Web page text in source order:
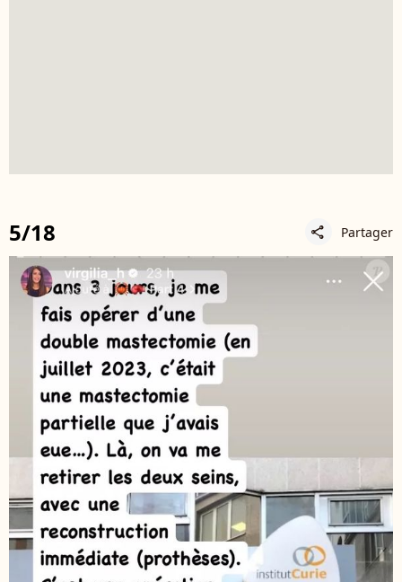
5/18 share Partager